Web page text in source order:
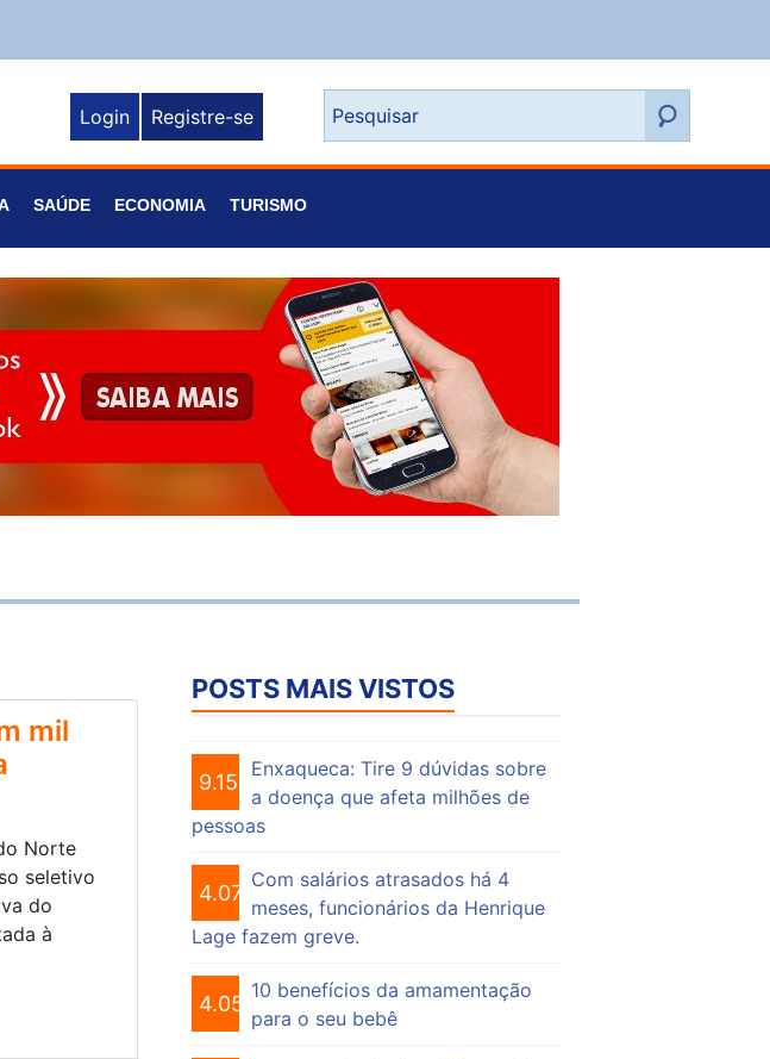
Login Registre-se
SAÚDE ECONOMIA TURISMO
mil
Norte
seletivo
do
à
POSTS MAIS VISTOS
9.157
Enxaqueca: Tire 9 dúvidas sobre
a doença que afeta milhões de
pessoas
4.076
Com salários atrasados há 4
meses, funcionários da Henrique
Lage fazem greve.
4.056
10 benefícios da amamentação
para o seu bebê